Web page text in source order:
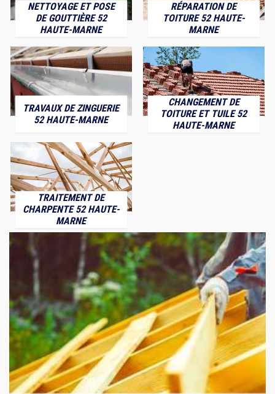
NETTOYAGE ET POSE
DE GOUTTIÈRE 52
HAUTE-MARNE
RÉPARATION DE
TOITURE 52 HAUTE-
MARNE
TRAVAUX DE ZINGUERIE
52 HAUTE-MARNE
CHANGEMENT DE
TOITURE ET TUILE 52
HAUTE-MARNE
TRAITEMENT DE
CHARPENTE 52 HAUTE-
MARNE